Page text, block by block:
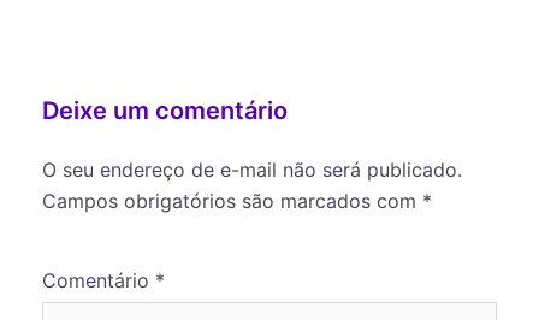
Deixe um comentário
O seu endereço de e-mail não será publicado.
Campos obrigatórios são marcados com *
Comentário *